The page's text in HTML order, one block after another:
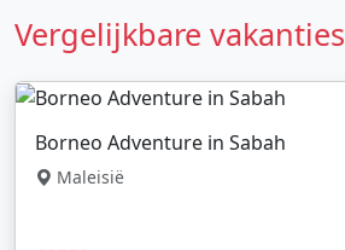
Vergelijkbare vakanties
Borneo Adventure in Sabah
Maleisië